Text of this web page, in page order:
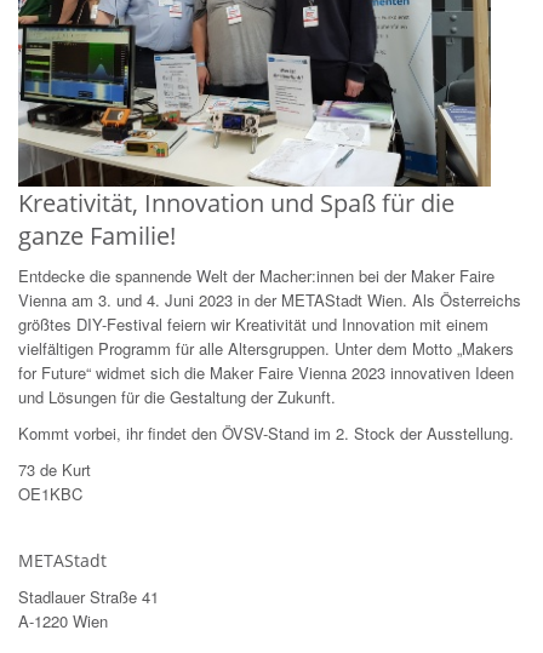
Kreativität, Innovation und Spaß für die
ganze Familie!
Entdecke die spannende Welt der Macher:innen bei der Maker Faire
Vienna am 3. und 4. Juni 2023 in der METAStadt Wien. Als Österreichs
größtes DIY-Festival feiern wir Kreativität und Innovation mit einem
vielfältigen Programm für alle Altersgruppen. Unter dem Motto „Makers
for Future“ widmet sich die Maker Faire Vienna 2023 innovativen Ideen
und Lösungen für die Gestaltung der Zukunft.
Kommt vorbei, ihr findet den ÖVSV-Stand im 2. Stock der Ausstellung.
73 de Kurt
OE1KBC
METAStadt
Stadlauer Straße 41
A-1220 Wien